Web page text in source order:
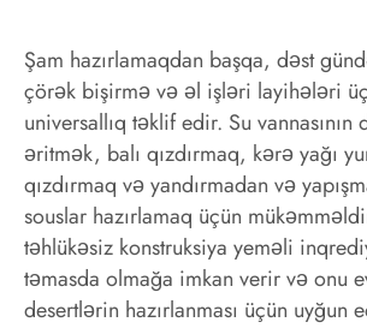
Şam hazırlamaqdan başqa, dəst
çörək bişirmə və əl işləri layihələri
universallıq təklif edir. Su vannasının
əritmək, balı qızdırmaq, kərə yağı
qızdırmaq və yandırmadan və
souslar hazırlamaq üçün
təhlükəsiz konstruksiya yeməli
təmasda olmağa imkan verir və onu
desertlərin hazırlanması üçün uyğun